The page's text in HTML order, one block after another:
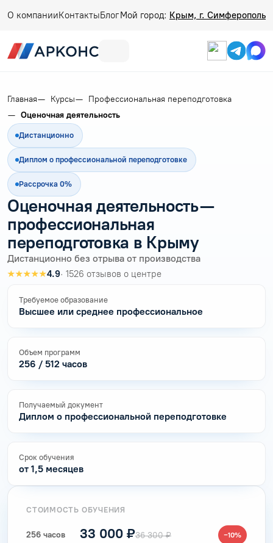
О компанииКонтактыБлогМой город: Крым, г. Симферополь
Главная Курсы
Профессиональная переподготовка
Оценочная деятельность
Дистанционно
Диплом о профессиональной переподготовке
Рассрочка 0%
Оценочная деятельность —
профессиональная
переподготовка в Крыму
Дистанционно без отрыва от производства
★★★★★4.9· 1526 отзывов о центре
Требуемое образование
Высшее или среднее профессиональное
Объем программ
256 / 512 часов
Получаемый документ
Диплом о профессиональной переподготовке
Срок обучения
от 1,5 месяцев
СТОИМОСТЬ ОБУЧЕНИЯ
256 часов 33 000 ₽36 300 ₽ −10%